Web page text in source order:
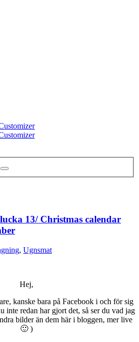
13/ Christmas calendar
, Ugnsmat
Hej,
kanske bara på Facebook i och för sig
inte redan har gjort det, så ser du vad jag
bilder än dem här i bloggen, mer live
🙂 )